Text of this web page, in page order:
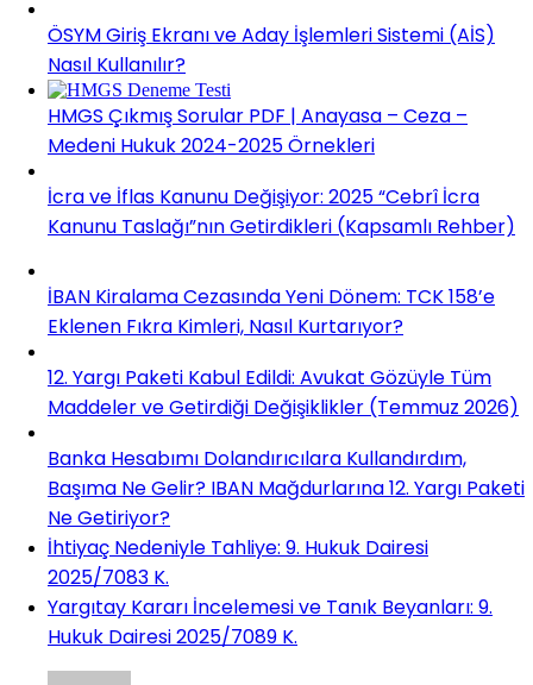
ÖSYM Giriş Ekranı ve Aday İşlemleri Sistemi (AİS)
Nasıl Kullanılır?
HMGS Çıkmış Sorular PDF | Anayasa – Ceza –
Medeni Hukuk 2024-2025 Örnekleri
İcra ve İflas Kanunu Değişiyor: 2025 “Cebrî İcra
Kanunu Taslağı”nın Getirdikleri (Kapsamlı Rehber)
İBAN Kiralama Cezasında Yeni Dönem: TCK 158’e
Eklenen Fıkra Kimleri, Nasıl Kurtarıyor?
12. Yargı Paketi Kabul Edildi: Avukat Gözüyle Tüm
Maddeler ve Getirdiği Değişiklikler (Temmuz 2026)
Banka Hesabımı Dolandırıcılara Kullandırdım,
Başıma Ne Gelir? IBAN Mağdurlarına 12. Yargı Paketi
Ne Getiriyor?
İhtiyaç Nedeniyle Tahliye: 9. Hukuk Dairesi
2025/7083 K.
Yargıtay Kararı İncelemesi ve Tanık Beyanları: 9.
Hukuk Dairesi 2025/7089 K.